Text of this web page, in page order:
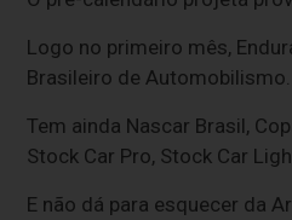
Logo no primeiro mês,
Brasileiro de Automobilismo.
Tem ainda Nascar Brasil,
Stock Car Pro, Stock Car
E não dá para esquecer da